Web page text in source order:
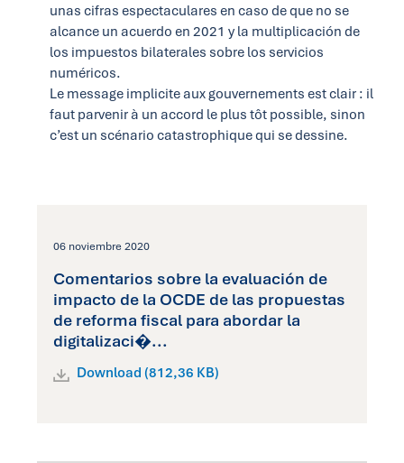
unas cifras espectaculares en caso de que no se
alcance un acuerdo en 2021 y la multiplicación de
los impuestos bilaterales sobre los servicios
numéricos.
Le message implicite aux gouvernements est clair : il
faut parvenir à un accord le plus tôt possible, sinon
c’est un scénario catastrophique qui se dessine.
06 noviembre 2020
Comentarios sobre la evaluación de
impacto de la OCDE de las propuestas
de reforma fiscal para abordar la
digitalizaci�...
Download (812,36 KB)